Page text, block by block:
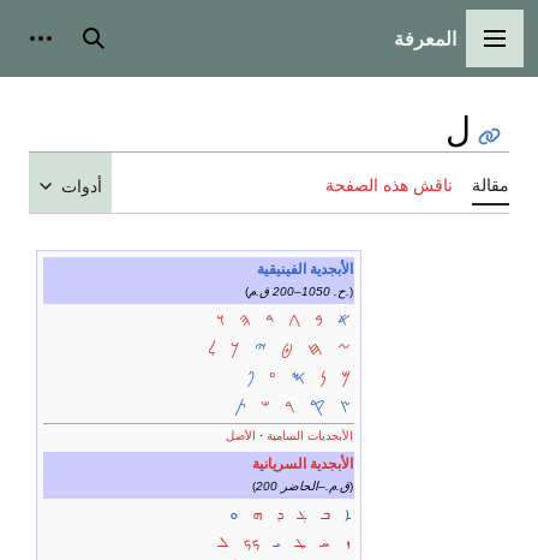
القائمة الرئيسية
المعرفة بحث
ل
مقالة ناقش هذه الصفحة أدوات
الأبجدية الفينيقية
( ح. 1050–200 ق.م.)
𐤀
𐤁
𐤂
𐤃
𐤄
𐤅
𐤆
𐤇
𐤈
𐤉
𐤊
𐤋
𐤌
𐤍
𐤎
𐤏
𐤐
𐤑
𐤒
𐤓
𐤔
𐤕
الأبجديات السامية· الأصل
الأبجدية السريانية
( 200 ق.م.–الحاضر)
ܐ ܒ ܓ ܕ ܗ
ܘ
ܙ
ܚ ܛ ܝ ܟܟ
ܠ